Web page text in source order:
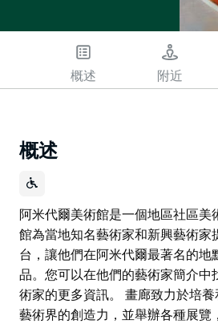
概述 附近
概述
阿米代爾美術館是一個地區社區美
館為當地知名藝術家和新興藝術家
台，讓他們在阿米代爾最著名的地
品。您可以在他們的藝術家簡介中
術家的更多資訊。 畫廊致力於培
藝術界的創造力，並舉辦各種展覽